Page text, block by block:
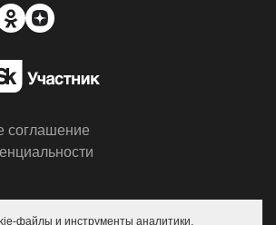
соглашение
файлы и инструменты аналитики.